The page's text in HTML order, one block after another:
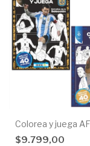
Colorea y juega
$9.799,00